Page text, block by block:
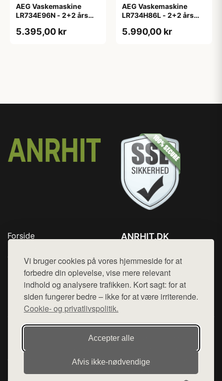
Vi bruger cookies på vores hjemmeside for at
forbedre din oplevelse, vise mere relevant
indhold og analysere trafikken. Kort sagt: for at
siden fungerer bedre – ikke for at være irriterende.
Cookie- og privatlivspolitik.
Accepter alle
Afvis ikke‑nødvendige
AEG Vaskemaskine
LR734E96N - 2+2 års
5.395,00 kr
AEG Vaskemaskine
LR734H86L - 2+2 års
5.990,00 kr
Forside
Top Rabatter
Blog
Kontakt
ANRHIT.DK
Mail: hej@want.dk
Cookie- og privatlivspolitik
Denne side er en del af want.dk, der udgiver en række
hjemmesider med præsentation af forskellige produkter fra
diverse webshops. Der sælges ikke varer fra denne side - vi